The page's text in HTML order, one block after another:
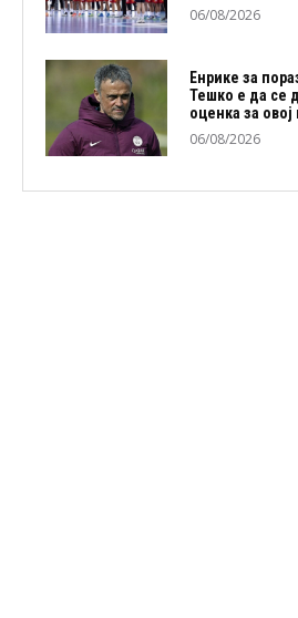
06/08/2026
Енрике за
Тешко е да се
оценка за
06/08/2026